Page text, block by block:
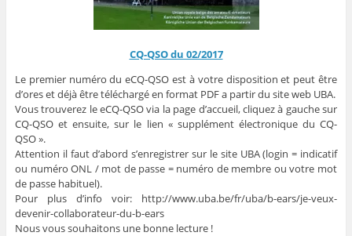
CQ-QSO du 02/2017
Le premier numéro du eCQ-QSO est à votre disposition et peut être
d’ores et déjà être téléchargé en format PDF a partir du site web UBA.
Vous trouverez le eCQ-QSO via la page d’accueil, cliquez à gauche sur
CQ-QSO et ensuite, sur le lien « supplément électronique du CQ-
QSO ».
Attention il faut d’abord s’enregistrer sur le site UBA (login = indicatif
ou numéro ONL / mot de passe = numéro de membre ou votre mot
de passe habituel).
Pour plus d’info voir: http://www.uba.be/fr/uba/b-ears/je-veux-
devenir-collaborateur-du-b-ears
Nous vous souhaitons une bonne lecture !